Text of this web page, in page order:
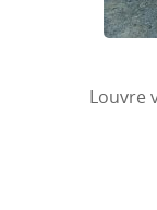
Louvre